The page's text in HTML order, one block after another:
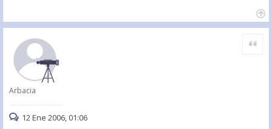
Arbacia
Citar
12 Ene 2006, 01:06